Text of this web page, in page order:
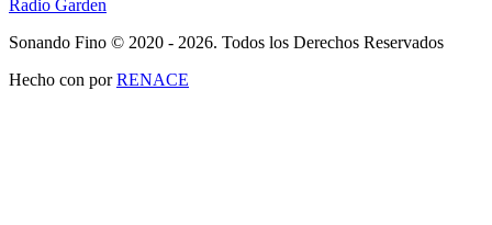
Radio Garden
Sonando Fino © 2020 - 2026. Todos los Derechos Reservados
Hecho con porRENACE